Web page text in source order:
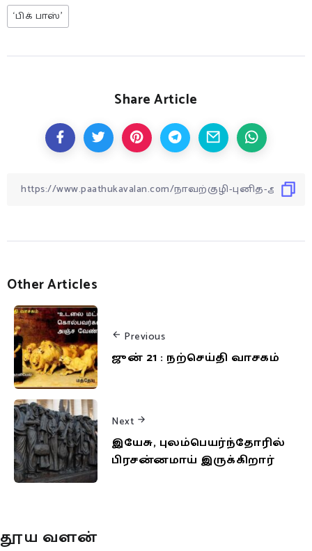
‘பிக் பாஸ்’
Share Article
Other Articles
Previous
ஜுன் 21 : நற்செய்தி வாசகம்
Next
இயேசு, புலம்பெயர்ந்தோரில்
பிரசன்னமாய் இருக்கிறார்
தூய வளன்